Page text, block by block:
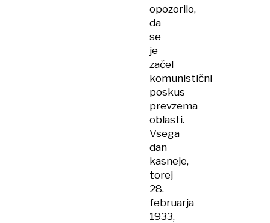
opozorilo,
da
se
je
začel
komunistični
poskus
prevzema
oblasti.
Vsega
dan
kasneje,
torej
28.
februarja
1933,